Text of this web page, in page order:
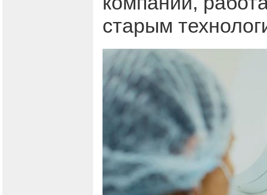
старым